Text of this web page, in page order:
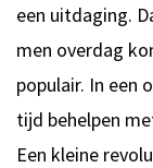
een uitdaging.
men overdag
populair. In een
tijd behelpen
Een kleine